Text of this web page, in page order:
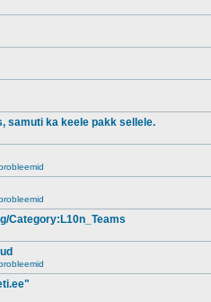
samuti ka keele pakk sellele.
Category:L10n_Teams